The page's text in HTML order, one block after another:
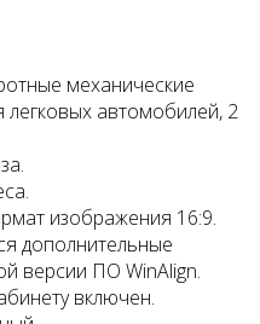
механические
автомобилей, 2
изображения 16:9.
дополнительные
версии ПО WinAlign.
включен.